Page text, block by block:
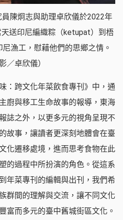
陳炯志與助理卓欣儀於2022年
送印尼編織粽（ketupat）到梧
漁工，慰藉他們的思鄉之情。
／卓欣儀）
：跨文化年菜飲食專刊》中，通
廚與移工生命故事的報導，東海
誌之外，以更多元的視角呈現不
故事，讓讀者更深刻地體會在臺
化遷移處境，進而思考食物在此
的過程中所扮演的角色。從這系
年菜專刊的編輯與出刊，我們希
群間的理解與交流，讓不同文化
富而多元的臺中舊城街區文化。